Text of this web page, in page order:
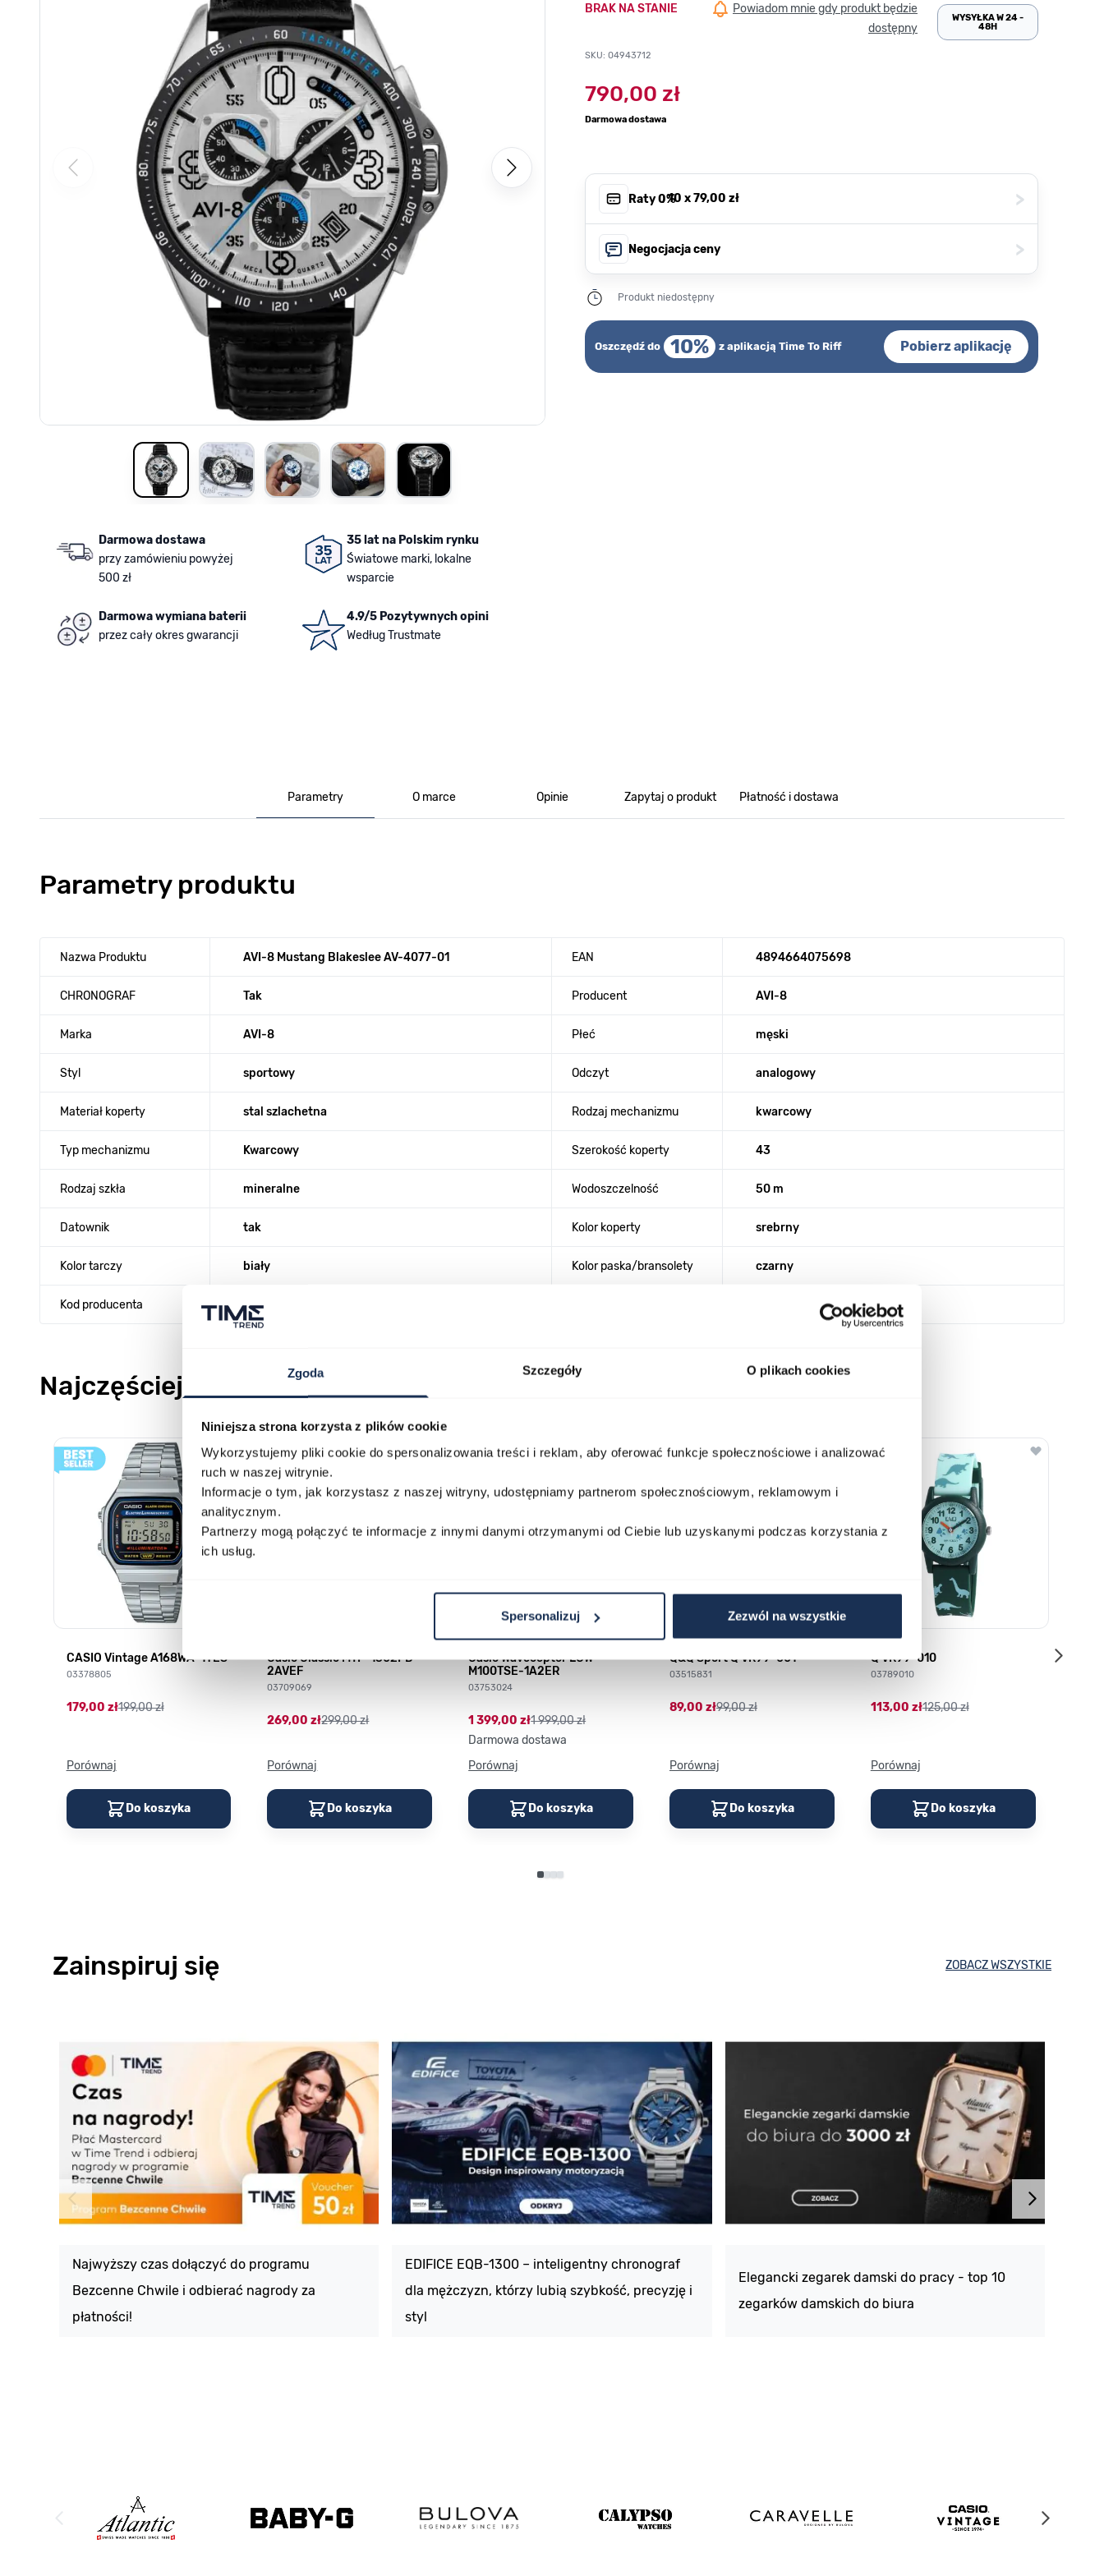
Zgoda Szczegóły O plikach cookies
Niniejsza strona korzysta z plików cookie
Wykorzystujemy pliki cookie do spersonalizowania treści i reklam, aby oferować funkcje społecznościowe i analizować
ruch w naszej witrynie.
Informacje o tym, jak korzystasz z naszej witryny, udostępniamy partnerom społecznościowym, reklamowym i
analitycznym.
Partnerzy mogą połączyć te informacje z innymi danymi otrzymanymi od Ciebie lub uzyskanymi podczas korzystania z
ich usług.
Spersonalizuj Zezwól na wszystkie
View larger imageView larger imageView larger imageView larger imageView larger image
Darmowa dostawa
przy zamówieniu powyżej
500 zł
35 lat na Polskim rynku
Światowe marki, lokalne
wsparcie
Darmowa wymiana baterii
przez cały okres gwarancji
4.9/5 Pozytywnych opini
Według Trustmate
BRAK NA STANIE
Powiadom mnie gdy produkt będzie
dostępny
SKU: 04943712
WYSYŁKA W 24 -
48H
790,00 zł
Darmowa dostawa
Raty 0%, 10 x79,00 zł >
Negocjacja ceny >
Produkt niedostępny
Oszczędź do 10% z aplikacją Time To Riff Pobierz aplikację
Parametry O marce Opinie Zapytaj o produkt Płatność i dostawa
Parametry produktu
Nazwa Produktu AVI-8 Mustang Blakeslee AV-4077-01 EAN 4894664075698
CHRONOGRAF Tak Producent AVI-8
Marka AVI-8 Płeć męski
Styl sportowy Odczyt analogowy
Materiał koperty stal szlachetna Rodzaj mechanizmu kwarcowy
Typ mechanizmu Kwarcowy Szerokość koperty 43
Rodzaj szkła mineralne Wodoszczelność 50 m
Datownik tak Kolor koperty srebrny
Kolor tarczy biały Kolor paska/bransolety czarny
Kod producenta AV-4077-01
Najczęściej kupowane
Poruszanie się po elementach karuzeli jest możliwe za pomocą klawisza tabulacji. Możesz pominąć karuzelę lub przejść bezpośrednio do nawigacji karuzeli za pomocą linka pomijającego.
Naciśnij, aby pominąć karuzelę
Naciśnij, aby przejść do nawigacji karuzeli
CASIO Vintage A168WA-1YES
03378805
179,00 zł199,00 zł
Porównaj
Do koszyka
Casio Classic MTP-1302PD-
2AVEF
03709069
269,00 zł299,00 zł
Porównaj
Do koszyka
Casio Waveceptor LCW-
M100TSE-1A2ER
03753024
1 399,00 zł1 999,00 zł
Darmowa dostawa
Porównaj
Do koszyka
Q&Q Sport Q VR99-001
03515831
89,00 zł99,00 zł
Porównaj
Do koszyka
Q VR99-010
03789010
113,00 zł125,00 zł
Porównaj
Do koszyka
Zainspiruj się ZOBACZ WSZYSTKIE
Najwyższy czas dołączyć do programu
Bezcenne Chwile i odbierać nagrody za
płatności!
EDIFICE EQB-1300 – inteligentny chronograf
dla mężczyzn, którzy lubią szybkość, precyzję i
styl
Elegancki zegarek damski do pracy - top 10
zegarków damskich do biura